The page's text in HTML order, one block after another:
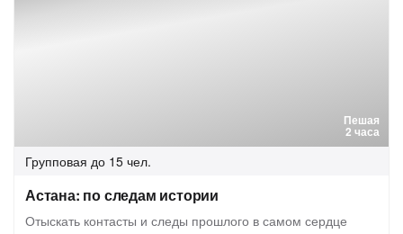
Пешая
2 часа
Групповая до 15 чел.
Астана: по следам истории
Отыскать контасты и следы прошлого в самом сердце